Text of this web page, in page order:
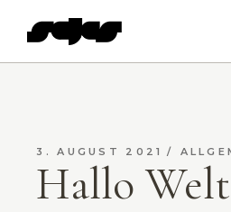
3. AUGUST 2021
Hallo